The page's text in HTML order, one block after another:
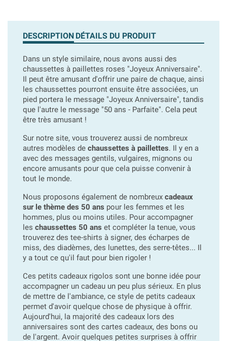
DESCRIPTION DÉTAILS DU PRODUIT
Dans un style similaire, nous avons aussi des
chaussettes à paillettes roses "Joyeux Anniversaire".
Il peut être amusant d'offrir une paire de chaque, ainsi
les chaussettes pourront ensuite être associées, un
pied portera le message "Joyeux Anniversaire", tandis
que l'autre le message "50 ans - Parfaite". Cela peut
être très amusant !
Sur notre site, vous trouverez aussi de nombreux
autres modèles de chaussettes à paillettes. Il y en a
avec des messages gentils, vulgaires, mignons ou
encore amusants pour que cela puisse convenir à
tout le monde.
Nous proposons également de nombreux cadeaux
sur le thème des 50 ans pour les femmes et les
hommes, plus ou moins utiles. Pour accompagner
les chaussettes 50 ans et compléter la tenue, vous
trouverez des tee-shirts à signer, des écharpes de
miss, des diadèmes, des lunettes, des serre-têtes... Il
y a tout ce qu'il faut pour bien rigoler !
Ces petits cadeaux rigolos sont une bonne idée pour
accompagner un cadeau un peu plus sérieux. En plus
de mettre de l'ambiance, ce style de petits cadeaux
permet d'avoir quelque chose de physique à offrir.
Aujourd'hui, la majorité des cadeaux lors des
anniversaires sont des cartes cadeaux, des bons ou
de l'argent. Avoir quelques petites surprises à offrir